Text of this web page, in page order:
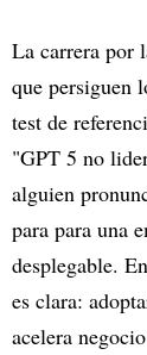
La carrera por
que persiguen
test de
"GPT 5 no
alguien
para para una
desplegable.
es clara:
acelera